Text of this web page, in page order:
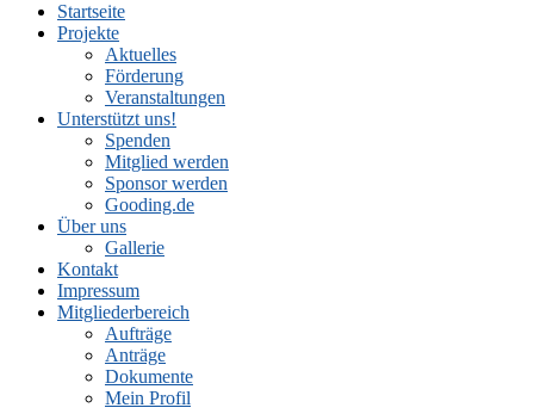
Startseite
Projekte
Aktuelles
Förderung
Veranstaltungen
Unterstützt uns!
Spenden
Mitglied werden
Sponsor werden
Gooding.de
Über uns
Gallerie
Kontakt
Impressum
Mitgliederbereich
Aufträge
Anträge
Dokumente
Mein Profil